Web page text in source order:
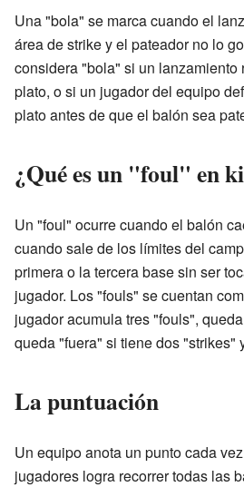
Una "bola" se marca cuando el
área de strike y el pateador no lo
considera "bola" si un lanzamiento
plato, o si un jugador del equipo
plato antes de que el balón sea
¿Qué es un "foul" en
Un "foul" ocurre cuando el balón
cuando sale de los límites del
primera o la tercera base sin ser
jugador. Los "fouls" se cuentan
jugador acumula tres "fouls",
queda "fuera" si tiene dos "strikes"
La puntuación
Un equipo anota un punto cada
jugadores logra recorrer todas las